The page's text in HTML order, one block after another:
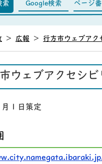
索 Google検索 ページ
> 広報 > 行方市ウェブアク
ウェブアクセシビ
１日策定